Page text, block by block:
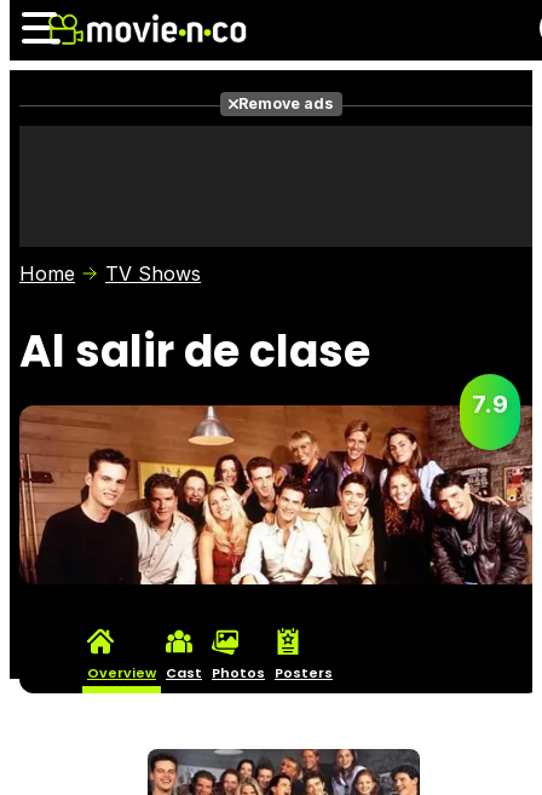
Photos
Remove ads
Home TV Shows
Al salir de clase
7.9
Overview Cast Photos Posters